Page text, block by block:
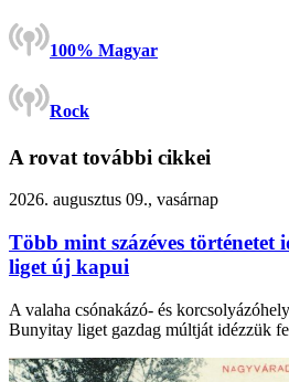
100% Magyar
Rock
A rovat további cikkei
2026. augusztus 09., vasárnap
Több mint százéves történetet
liget új kapui
A valaha csónakázó- és
Bunyitay liget gazdag múltját idézzük